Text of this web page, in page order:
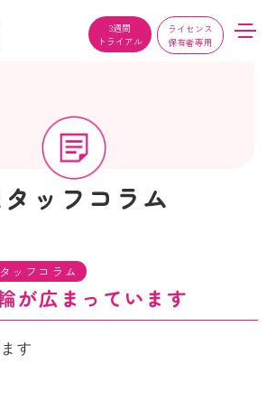
3週間
トライアル
ライセンス
保有者専用
ッフコラム
ッフコラム
が広まっています
す